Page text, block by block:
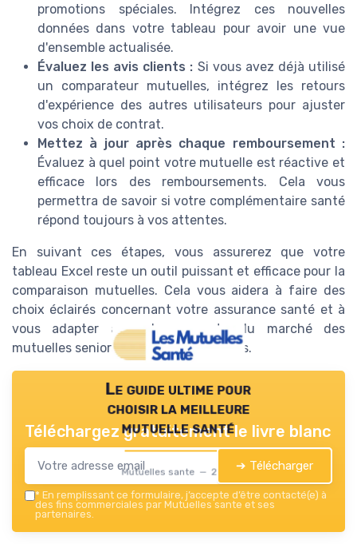
promotions spéciales. Intégrez ces nouvelles
données dans votre tableau pour avoir une vue
d'ensemble actualisée.
Évaluez les avis clients : Si vous avez déjà utilisé
un comparateur mutuelles, intégrez les retours
d'expérience des autres utilisateurs pour ajuster
vos choix de contrat.
Mettez à jour après chaque remboursement :
Évaluez à quel point votre mutuelle est réactive et
efficace lors des remboursements. Cela vous
permettra de savoir si votre complémentaire santé
répond toujours à vos attentes.
En suivant ces étapes, vous assurerez que votre
tableau Excel reste un outil puissant et efficace pour la
comparaison mutuelles. Cela vous aidera à faire des
choix éclairés concernant votre assurance santé et à
vous adapter aux changements du marché des
mutuelles seniors et des offres de soins.
Le guide ultime pour
choisir la meilleure
mutuelle santé
Mutuelles sante — 2026
Téléchargez gratuitement le livre blanc
➔ Télécharger
* En remplissant ce formulaire, j’accepte d’être contacté(e) à
des fins commerciales par Mutuelles sante et ses
partenaires.